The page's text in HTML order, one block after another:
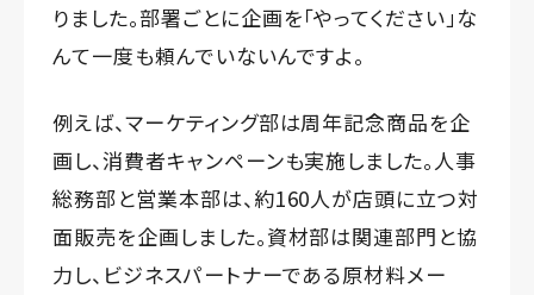
りました。部署ごとに企画を「やってください」な
んて一度も頼んでいないんですよ。
例えば、マーケティング部は周年記念商品を企
画し、消費者キャンペーンも実施しました。人事
総務部と営業本部は、約160人が店頭に立つ対
面販売を企画しました。資材部は関連部門と協
力し、ビジネスパートナーである原材料メー